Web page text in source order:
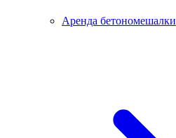
Аренда бетономешалки